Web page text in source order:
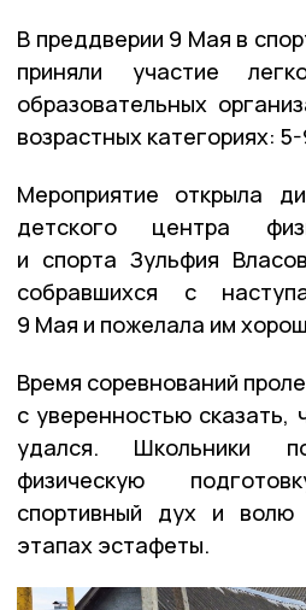
В преддверии 9 Мая в
приняли участие
образовательных
возрастных категориях:
Мероприятие открыла
детского центра
и спорта Зульфия
собравшихся с
9 Мая и пожелала им
Время соревнований
с уверенностью сказать,
удался. Школьники
физическую
спортивный дух и
этапах эстафеты.